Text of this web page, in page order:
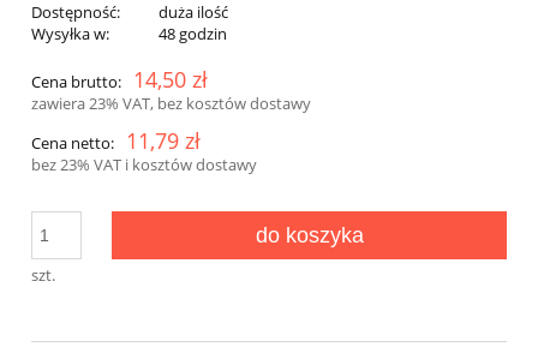
Dostępność:
duża ilość
Wysyłka w:
48 godzin
Cena brutto: 14,50 zł
zawiera 23% VAT, bez kosztów dostawy
Cena netto:
11,79 zł
bez 23% VAT i kosztów dostawy
szt.
do koszyka